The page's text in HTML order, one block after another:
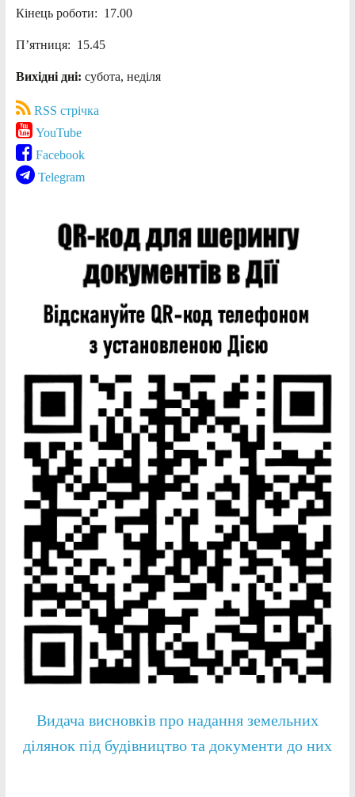
Кінець роботи: 17.00
П’ятниця: 15.45
Вихідні дні: субота, неділя
RSS стрічка
YouTube
Facebook
Telegram
Видача висновків про надання земельних
ділянок під будівництво та документи до них